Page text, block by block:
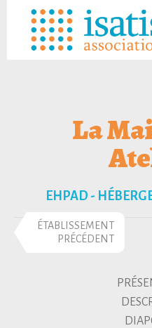
La
EHPAD -
ÉTABLISSEMENT
PRÉCÉDENT